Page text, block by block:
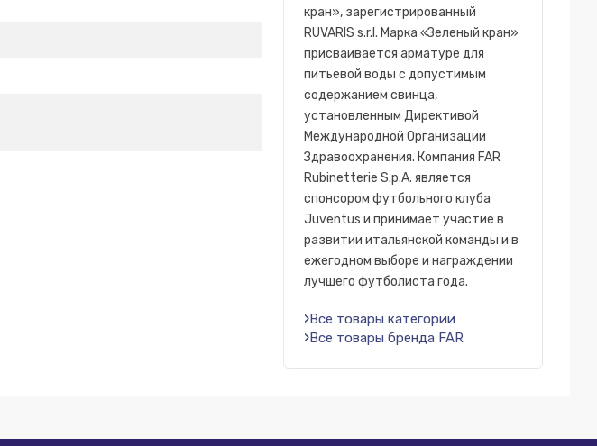
кран», зарегистрированный
RUVARIS s.r.l. Марка «Зеленый кран»
присваивается арматуре для
питьевой воды с допустимым
содержанием свинца,
установленным Директивой
Международной Организации
Здравоохранения. Компания FAR
Rubinetterie S.p.A. является
спонсором футбольного клуба
Juventus и принимает участие в
развитии итальянской команды и в
ежегодном выборе и награждении
лучшего футболиста года.
Все товары категории
Все товары бренда FAR